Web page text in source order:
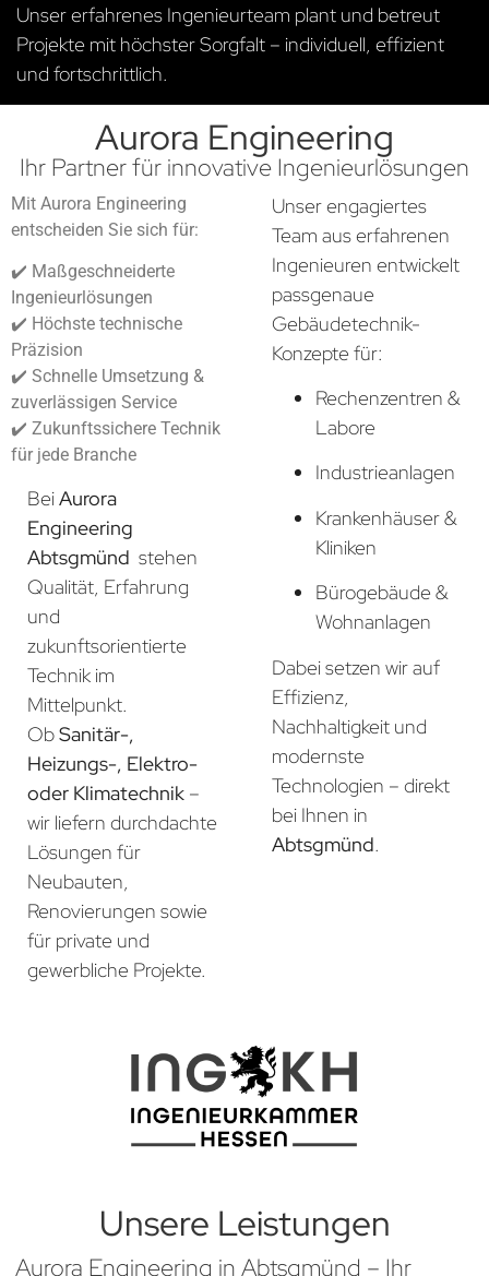
Unser erfahrenes Ingenieurteam plant und betreut
Projekte mit höchster Sorgfalt – individuell, effizient
und fortschrittlich.
Aurora Engineering
Ihr Partner für innovative Ingenieurlösungen
Mit Aurora Engineering
entscheiden Sie sich für:
✔️ Maßgeschneiderte
Ingenieurlösungen
✔️ Höchste technische
Präzision
✔️ Schnelle Umsetzung &
zuverlässigen Service
✔️ Zukunftssichere Technik
für jede Branche
BeiAurora
Engineering
Abtsgmünd stehen
Qualität, Erfahrung
und
zukunftsorientierte
Technik im
Mittelpunkt.
ObSanitär-,
Heizungs-, Elektro-
oder Klimatechnik –
wir liefern durchdachte
Lösungen für
Neubauten,
Renovierungen sowie
für private und
gewerbliche Projekte.
Unser engagiertes
Team aus erfahrenen
Ingenieuren entwickelt
passgenaue
Gebäudetechnik-
Konzepte für:
Rechenzentren &
Labore
Industrieanlagen
Krankenhäuser &
Kliniken
Bürogebäude &
Wohnanlagen
Dabei setzen wir auf
Effizienz,
Nachhaltigkeit und
modernste
Technologien – direkt
bei Ihnen in
Abtsgmünd.
Unsere Leistungen
Aurora Engineering in Abtsgmünd – Ihr